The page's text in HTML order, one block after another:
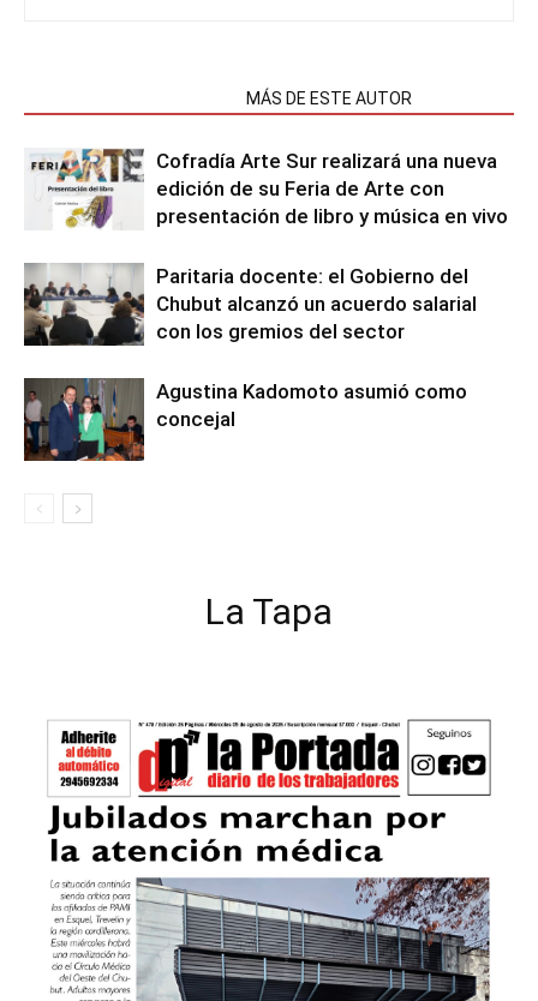
MÁS DE ESTE AUTOR
Cofradía Arte Sur realizará una nueva
edición de su Feria de Arte con
presentación de libro y música en vivo
Paritaria docente: el Gobierno del
Chubut alcanzó un acuerdo salarial
con los gremios del sector
Agustina Kadomoto asumió como
concejal
La Tapa